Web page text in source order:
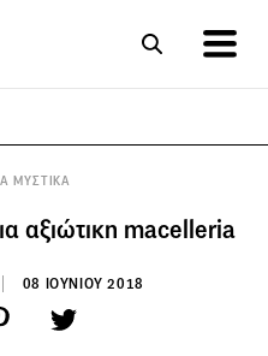
ΜΥΣΤΙΚΑ
αξιώτικη macelleria
08 ΙΟΥΝΙΟΥ 2018